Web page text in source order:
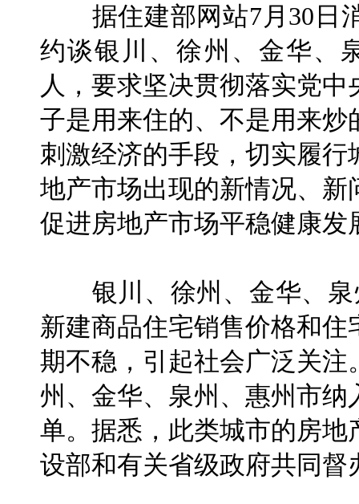
据住建部网站7月30日
约谈银川、徐州、金华、
人，要求坚决贯彻落实党
子是用来住的、不是用来
刺激经济的手段，切实履
地产市场出现的新情况、
促进房地产市场平稳健康发
银川、徐州、金华、泉
新建商品住宅销售价格和
期不稳，引起社会广泛关
州、金华、泉州、惠州市
单。据悉，此类城市的房
设部和有关省级政府共同督